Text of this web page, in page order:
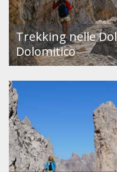
Trekking nelle
Dolomitico